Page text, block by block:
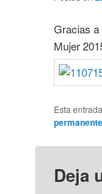
Gracias a
Mujer
Esta
permanente
Deja